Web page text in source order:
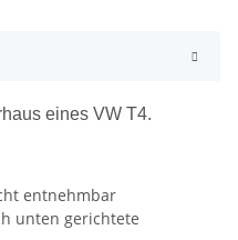
eines VW T4.
entnehmbar
unten gerichtete